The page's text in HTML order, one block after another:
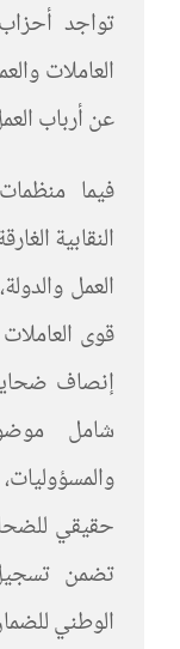
تواجد
العاملات
عن أرباب
فيما
النقابية
العمل
قوى
إنصاف
شامل
حقيقي
تضمن
الوطني